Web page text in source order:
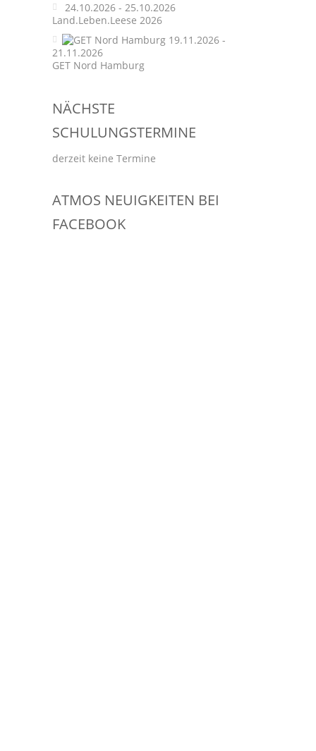
24.10.2026 - 25.10.2026
Land.Leben.Leese 2026
19.11.2026 -
21.11.2026
GET Nord Hamburg
NÄCHSTE
SCHULUNGSTERMINE
derzeit keine Termine
ATMOS NEUIGKEITEN BEI
FACEBOOK